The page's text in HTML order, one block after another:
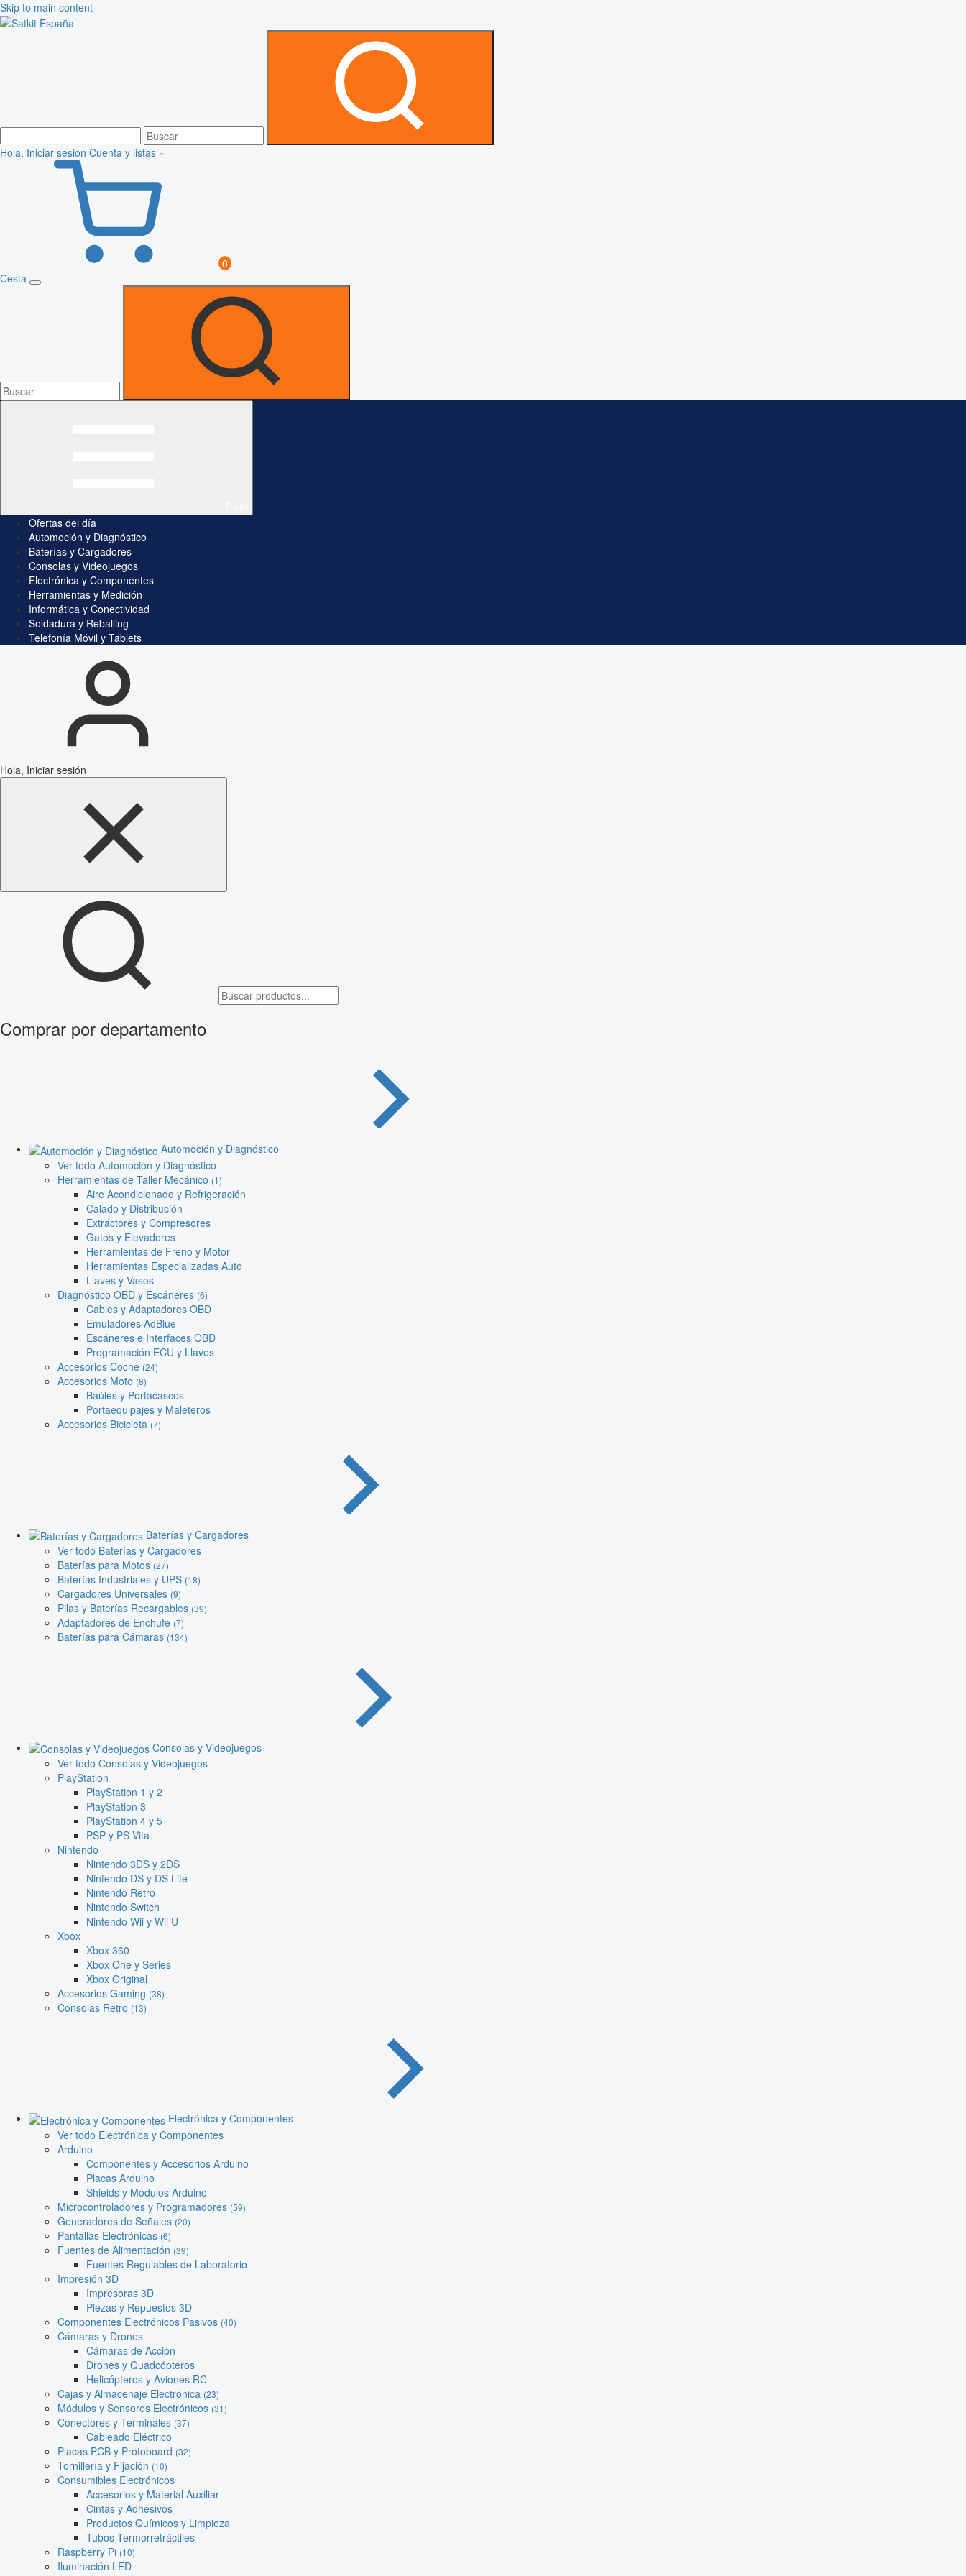
Skip to main content
Hola, Iniciar sesión Cuenta y listas
0
Cesta
Ofertas del día
Automoción y Diagnóstico
Baterías y Cargadores
Consolas y Videojuegos
Electrónica y Componentes
Herramientas y Medición
Informática y Conectividad
Soldadura y Reballing
Telefonía Móvil y Tablets
Hola, Iniciar sesión
Comprar por departamento
Automoción y Diagnóstico
Ver todo Automoción y Diagnóstico
Herramientas de Taller Mecánico (1)
Aire Acondicionado y Refrigeración
Calado y Distribución
Extractores y Compresores
Gatos y Elevadores
Herramientas de Freno y Motor
Herramientas Especializadas Auto
Llaves y Vasos
Diagnóstico OBD y Escáneres (6)
Cables y Adaptadores OBD
Emuladores AdBlue
Escáneres e Interfaces OBD
Programación ECU y Llaves
Accesorios Coche (24)
Accesorios Moto (8)
Baúles y Portacascos
Portaequipajes y Maleteros
Accesorios Bicicleta (7)
Baterías y Cargadores
Ver todo Baterías y Cargadores
Baterías para Motos (27)
Baterías Industriales y UPS (18)
Cargadores Universales (9)
Pilas y Baterías Recargables (39)
Adaptadores de Enchufe (7)
Baterías para Cámaras (134)
Consolas y Videojuegos
Ver todo Consolas y Videojuegos
PlayStation
PlayStation 1 y 2
PlayStation 3
PlayStation 4 y 5
PSP y PS Vita
Nintendo
Nintendo 3DS y 2DS
Nintendo DS y DS Lite
Nintendo Retro
Nintendo Switch
Nintendo Wii y Wii U
Xbox
Xbox 360
Xbox One y Series
Xbox Original
Accesorios Gaming (38)
Consolas Retro (13)
Electrónica y Componentes
Ver todo Electrónica y Componentes
Arduino
Componentes y Accesorios Arduino
Placas Arduino
Shields y Módulos Arduino
Microcontroladores y Programadores (59)
Generadores de Señales (20)
Pantallas Electrónicas (6)
Fuentes de Alimentación (39)
Fuentes Regulables de Laboratorio
Impresión 3D
Impresoras 3D
Piezas y Repuestos 3D
Componentes Electrónicos Pasivos (40)
Cámaras y Drones
Cámaras de Acción
Drones y Quadcópteros
Helicópteros y Aviones RC
Cajas y Almacenaje Electrónica (23)
Módulos y Sensores Electrónicos (31)
Conectores y Terminales (37)
Cableado Eléctrico
Placas PCB y Protoboard (32)
Tornillería y Fijación (10)
Consumibles Electrónicos
Accesorios y Material Auxiliar
Cintas y Adhesivos
Productos Químicos y Limpieza
Tubos Termorretráctiles
Raspberry Pi (10)
Iluminación LED